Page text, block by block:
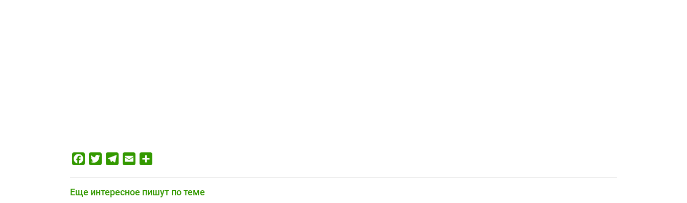
FacebookTwitterTelegram
Email
Еще интересное пишут по теме